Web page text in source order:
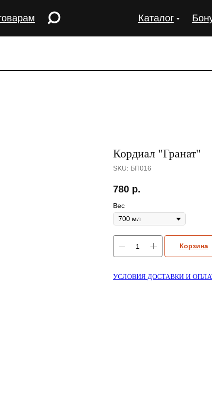
Каталог
Кордиал "Гранат"
SKU: БП016
780 р.
Вес
Корзина
УСЛОВИЯ ДОСТАВКИ И